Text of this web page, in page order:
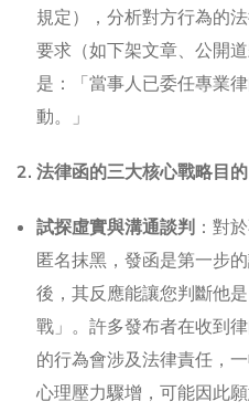
規定），分析對方行為的
要求（如下架文章、公開
是：「當事人已委任專業
動。」
2. 法律函的三大核心戰略目的
試探虛實與溝通談判 ：對
匿名抹黑，發函是第一步
後，其反應能讓您判斷他
戰」。許多發布者在收到
的行為會涉及法律責任，
心理壓力驟增，可能因此願